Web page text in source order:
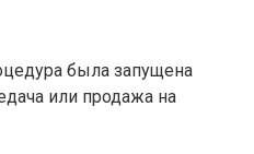
была запущена
или продажа на